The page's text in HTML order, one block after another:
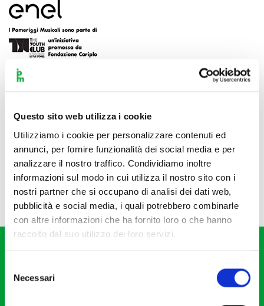
Questo sito web utilizza i cookie
Utilizziamo i cookie per personalizzare contenuti ed
annunci, per fornire funzionalità dei social media e per
analizzare il nostro traffico. Condividiamo inoltre
informazioni sul modo in cui utilizza il nostro sito con i
nostri partner che si occupano di analisi dei dati web,
pubblicità e social media, i quali potrebbero combinarle
con altre informazioni che ha fornito loro o che hanno
raccolto dal suo utilizzo dei loro servizi.
delNecessari